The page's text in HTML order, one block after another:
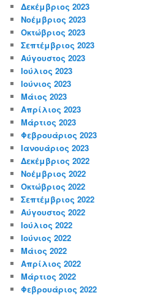
Δεκέμβριος 2023
Νοέμβριος 2023
Οκτώβριος 2023
Σεπτέμβριος 2023
Αύγουστος 2023
Ιούλιος 2023
Ιούνιος 2023
Μάιος 2023
Απρίλιος 2023
Μάρτιος 2023
Φεβρουάριος 2023
Ιανουάριος 2023
Δεκέμβριος 2022
Νοέμβριος 2022
Οκτώβριος 2022
Σεπτέμβριος 2022
Αύγουστος 2022
Ιούλιος 2022
Ιούνιος 2022
Μάιος 2022
Απρίλιος 2022
Μάρτιος 2022
Φεβρουάριος 2022